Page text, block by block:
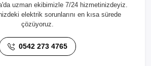
uzman ekibimizle 7/24 hizmetinizdeyiz.
elektrik sorunlarını en kısa sürede
çözüyoruz.
0542 273 4765